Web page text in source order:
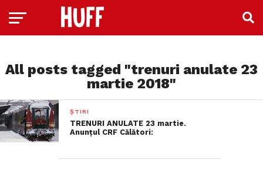
All posts tagged "trenuri anulate 23
martie 2018"
ȘTIRI
TRENURI ANULATE 23 martie.
Anunțul CRF Călători: